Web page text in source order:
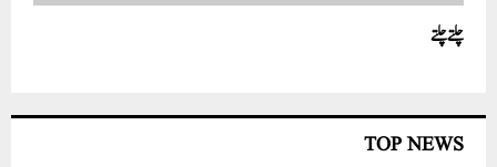
چلتے چلتے
TOP NEWS